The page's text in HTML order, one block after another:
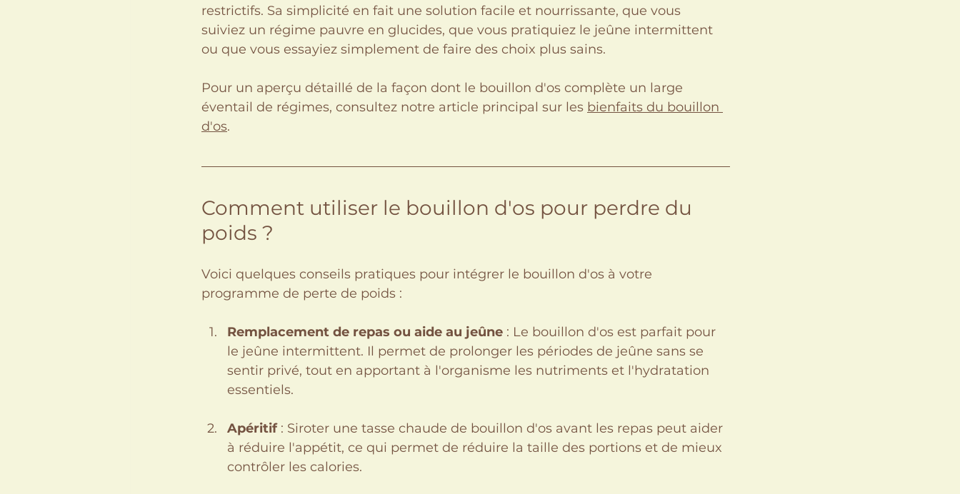
restrictifs. Sa simplicité en fait une solution facile et nourrissante, que vous
suiviez un régime pauvre en glucides, que vous pratiquiez le jeûne intermittent
ou que vous essayiez simplement de faire des choix plus sains.
Pour un aperçu détaillé de la façon dont le bouillon d'os complète un large
éventail de régimes, consultez notre article principal sur les bienfaits du bouillon
d'os.
Comment utiliser le bouillon d'os pour perdre du
poids ?
Voici quelques conseils pratiques pour intégrer le bouillon d'os à votre
programme de perte de poids :
Remplacement de repas ou aide au jeûne : Le bouillon d'os est parfait pour
le jeûne intermittent. Il permet de prolonger les périodes de jeûne sans se
sentir privé, tout en apportant à l'organisme les nutriments et l'hydratation
essentiels.
Apéritif : Siroter une tasse chaude de bouillon d'os avant les repas peut aider
à réduire l'appétit, ce qui permet de réduire la taille des portions et de mieux
contrôler les calories.